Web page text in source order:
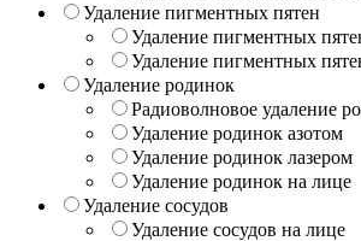
Удаление пигментных пятен
Удаление пигментных
Удаление пигментных
Удаление родинок
Радиоволновое удаление
Удаление родинок азотом
Удаление родинок лазером
Удаление родинок на лице
Удаление сосудов
Удаление сосудов на лице